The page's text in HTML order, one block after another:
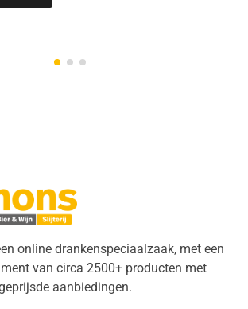
online drankenspeciaalzaak, met een
van circa 2500+ producten met
aanbiedingen.